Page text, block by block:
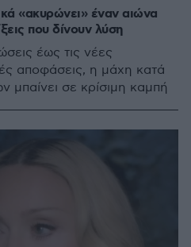
«ακυρώνει» έναν αιώνα
που δίνουν λύση
έως τις νέες
αποφάσεις, η μάχη κατά
μπαίνει σε κρίσιμη καμπή